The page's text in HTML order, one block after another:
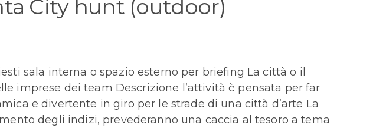
City hunt (outdoor)
sala interna o spazio esterno per briefing La città o il
imprese dei team Descrizione l’attività è pensata per far
e divertente in giro per le strade di una città d’arte La
degli indizi, prevederanno una caccia al tesoro a tema